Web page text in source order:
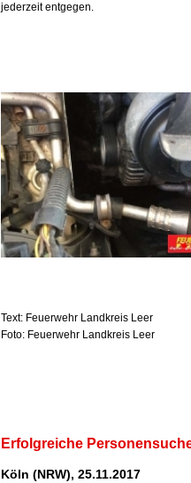
jederzeit entgegen.
Text: Feuerwehr Landkreis Leer
Foto: Feuerwehr Landkreis Leer
Erfolgreiche
Köln (NRW), 25.11.2017